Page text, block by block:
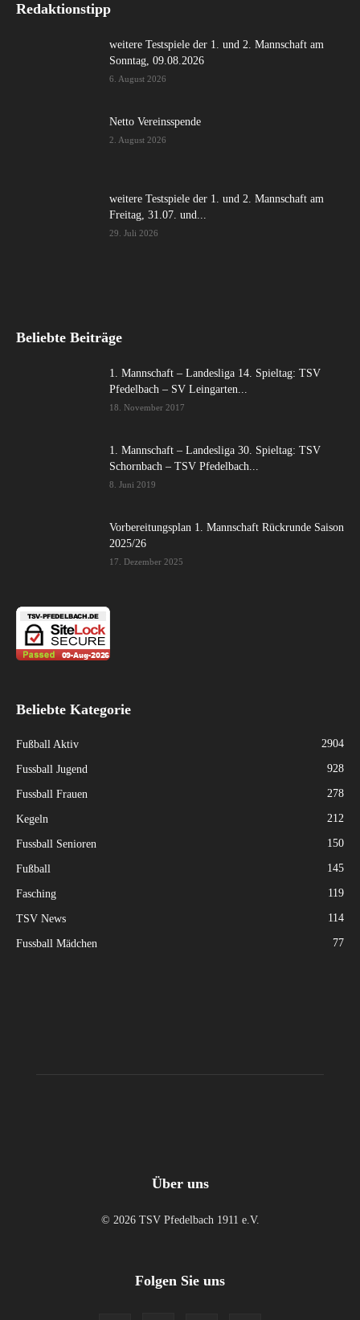
Redaktionstipp
weitere Testspiele der 1. und 2. Mannschaft am
Sonntag, 09.08.2026
6. August 2026
Netto Vereinsspende
2. August 2026
weitere Testspiele der 1. und 2. Mannschaft am
Freitag, 31.07. und...
29. Juli 2026
Beliebte Beiträge
1. Mannschaft – Landesliga 14. Spieltag: TSV
Pfedelbach – SV Leingarten...
18. November 2017
1. Mannschaft – Landesliga 30. Spieltag: TSV
Schornbach – TSV Pfedelbach...
8. Juni 2019
Vorbereitungsplan 1. Mannschaft Rückrunde Saison
2025/26
17. Dezember 2025
Beliebte Kategorie
Fußball Aktiv 2904
Fussball Jugend 928
Fussball Frauen 278
Kegeln 212
Fussball Senioren 150
Fußball 145
Fasching 119
TSV News 114
Fussball Mädchen 77
Über uns
© 2026 TSV Pfedelbach 1911 e.V.
Folgen Sie uns